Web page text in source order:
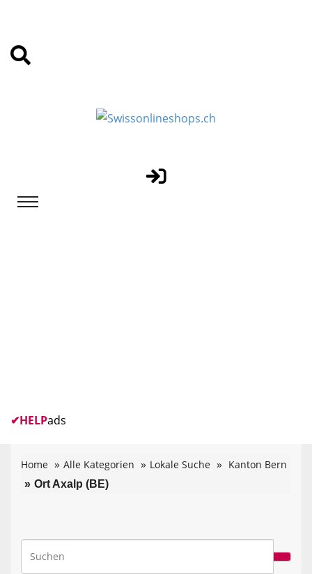
✔HELPads
Home Alle Kategorien Lokale Suche Kanton Bern
Ort Axalp (BE)